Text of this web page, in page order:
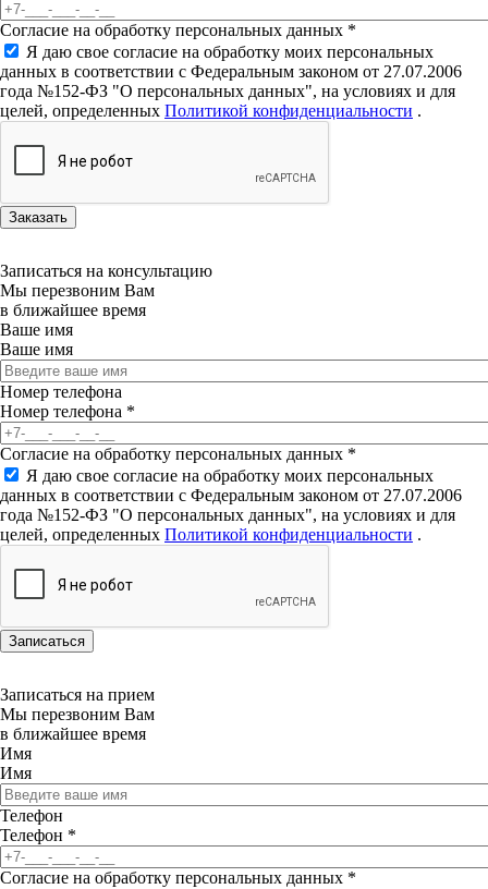
Согласие на обработку персональных данных *
Я даю свое согласие на обработку моих персональных
данных в соответствии с Федеральным законом от 27.07.2006
года №152-ФЗ "О персональных данных", на условиях и для
целей, определенных Политикой конфиденциальности .
Записаться на консультацию
Мы перезвоним Вам
в ближайшее время
Ваше имя
Ваше имя
Номер телефона
Номер телефона *
Согласие на обработку персональных данных *
Я даю свое согласие на обработку моих персональных
данных в соответствии с Федеральным законом от 27.07.2006
года №152-ФЗ "О персональных данных", на условиях и для
целей, определенных Политикой конфиденциальности .
Записаться на прием
Мы перезвоним Вам
в ближайшее время
Имя
Имя
Телефон
Телефон *
Согласие на обработку персональных данных *